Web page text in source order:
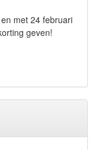
met 24 februari
geven!